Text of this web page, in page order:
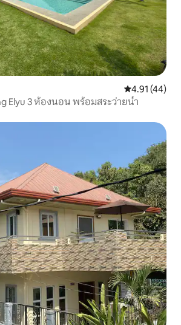
คะแนนเฉลี่ย
4.91 (44)
Elyu 3 ห้องนอน พร้อมสระว่ายน้ำ